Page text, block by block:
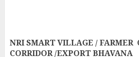
NRI SMART VILLAGE / FARMER
CORRIDOR /EXPORT BHAVANA